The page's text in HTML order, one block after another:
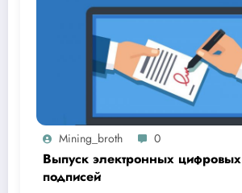
Mining_broth 0
Выпуск электронных цифровых
подписей